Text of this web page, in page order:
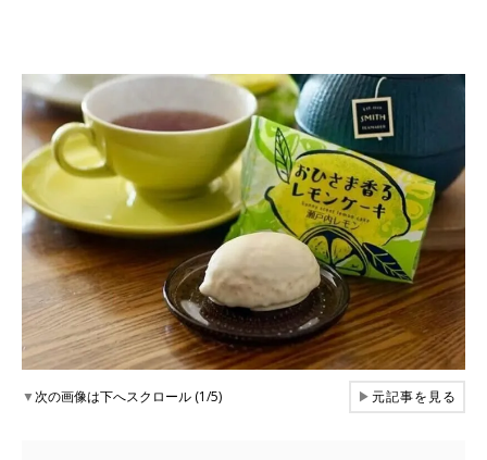
▼次の画像は下へスクロール (1/5) ▶元記事を見る